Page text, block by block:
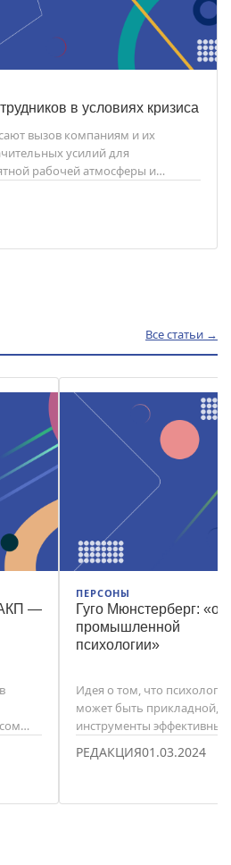
в условиях кризиса
вызов компаниям и их
усилий для
рабочей атмосферы и
Все статьи →
—
ПЕРСОНЫ
Гуго Мюнстерберг:
промышленной
психологии»
Идея о том, что психология
может быть прикладной, а
инструменты эффективны в
принадлежит именно ему.
РЕДАКЦИЯ01.03.2024